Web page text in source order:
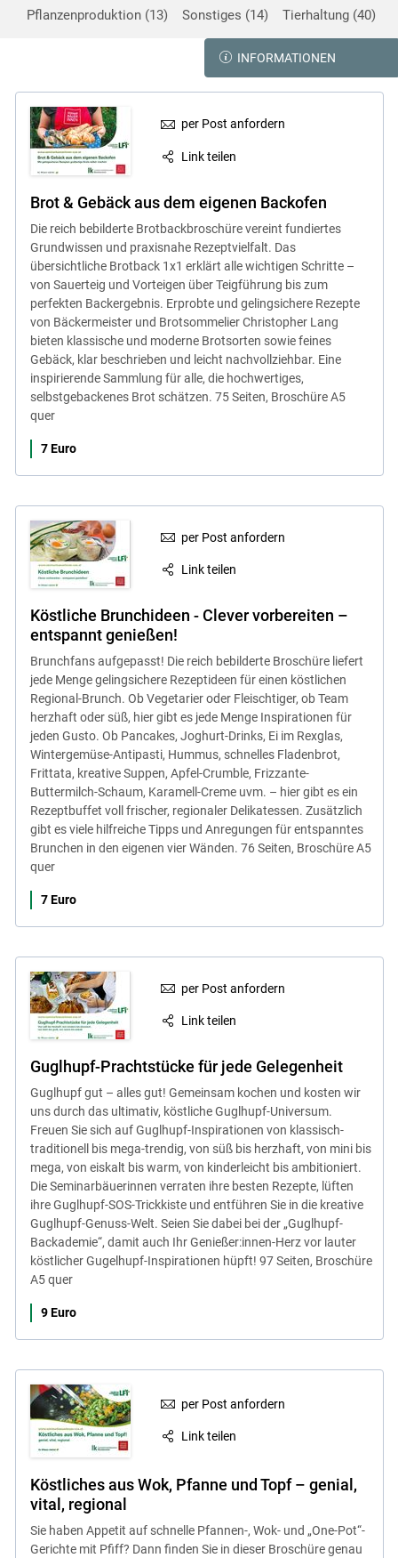
Pflanzenproduktion 13 Sonstiges 14 Tierhaltung 40
INFORMATIONEN
per Post anfordern
Link teilen
Brot & Gebäck aus dem eigenen Backofen
Die reich bebilderte Brotbackbroschüre vereint fundiertes
Grundwissen und praxisnahe Rezeptvielfalt. Das
übersichtliche Brotback 1x1 erklärt alle wichtigen Schritte –
von Sauerteig und Vorteigen über Teigführung bis zum
perfekten Backergebnis. Erprobte und gelingsichere Rezepte
von Bäckermeister und Brotsommelier Christopher Lang
bieten klassische und moderne Brotsorten sowie feines
Gebäck, klar beschrieben und leicht nachvollziehbar. Eine
inspirierende Sammlung für alle, die hochwertiges,
selbstgebackenes Brot schätzen. 75 Seiten, Broschüre A5
quer
7 Euro
per Post anfordern
Link teilen
Köstliche Brunchideen - Clever vorbereiten –
entspannt genießen!
Brunchfans aufgepasst! Die reich bebilderte Broschüre liefert
jede Menge gelingsichere Rezeptideen für einen köstlichen
Regional-Brunch. Ob Vegetarier oder Fleischtiger, ob Team
herzhaft oder süß, hier gibt es jede Menge Inspirationen für
jeden Gusto. Ob Pancakes, Joghurt-Drinks, Ei im Rexglas,
Wintergemüse-Antipasti, Hummus, schnelles Fladenbrot,
Frittata, kreative Suppen, Apfel-Crumble, Frizzante-
Buttermilch-Schaum, Karamell-Creme uvm. – hier gibt es ein
Rezeptbuffet voll frischer, regionaler Delikatessen. Zusätzlich
gibt es viele hilfreiche Tipps und Anregungen für entspanntes
Brunchen in den eigenen vier Wänden. 76 Seiten, Broschüre A5
quer
7 Euro
per Post anfordern
Link teilen
Guglhupf-Prachtstücke für jede Gelegenheit
Guglhupf gut – alles gut! Gemeinsam kochen und kosten wir
uns durch das ultimativ, köstliche Guglhupf-Universum.
Freuen Sie sich auf Guglhupf-Inspirationen von klassisch-
traditionell bis mega-trendig, von süß bis herzhaft, von mini bis
mega, von eiskalt bis warm, von kinderleicht bis ambitioniert.
Die Seminarbäuerinnen verraten ihre besten Rezepte, lüften
ihre Guglhupf-SOS-Trickkiste und entführen Sie in die kreative
Guglhupf-Genuss-Welt. Seien Sie dabei bei der „Guglhupf-
Backademie“, damit auch Ihr Genießer:innen-Herz vor lauter
köstlicher Gugelhupf-Inspirationen hüpft! 97 Seiten, Broschüre
A5 quer
9 Euro
per Post anfordern
Link teilen
Köstliches aus Wok, Pfanne und Topf – genial,
vital, regional
Sie haben Appetit auf schnelle Pfannen-, Wok- und „One-Pot“-
Gerichte mit Pfiff? Dann finden Sie in dieser Broschüre genau